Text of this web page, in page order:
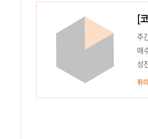
나
[
주
매
성
하
취